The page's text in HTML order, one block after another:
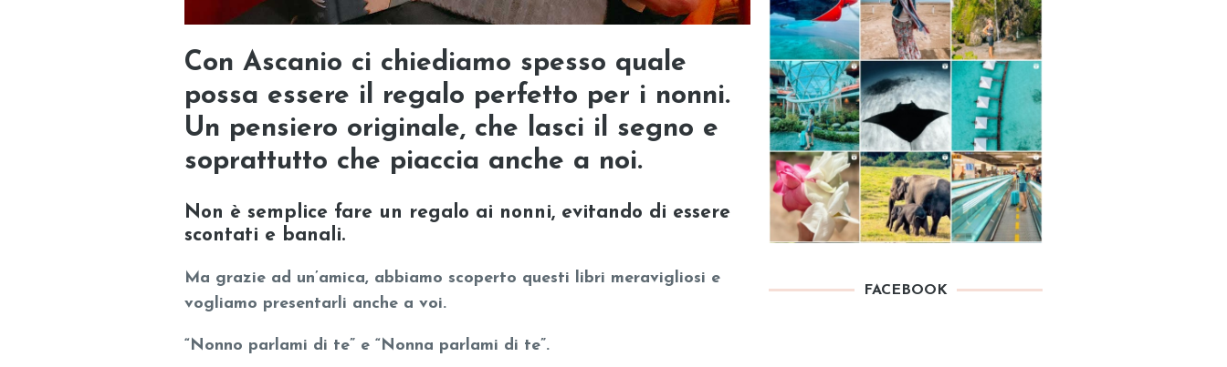
Con Ascanio ci chiediamo spesso quale
possa essere il regalo perfetto per i nonni.
Un pensiero originale, che lasci il segno e
soprattutto che piaccia anche a noi.
Non è semplice fare un regalo ai nonni, evitando di essere
scontati e banali.
Ma grazie ad un’amica, abbiamo scoperto questi libri meravigliosi e
vogliamo presentarli anche a voi.
“Nonno parlami di te” e “Nonna parlami di te”.
FACEBOOK